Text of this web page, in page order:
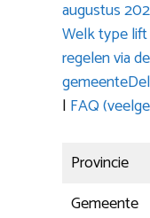
augustus
Welk type
regelen via
| FAQ
Provincie
Gemeente